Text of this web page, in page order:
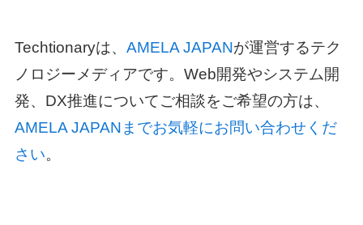
Techtionaryは、 AMELA JAPANが運営するテク
ノロジーメディアです。Web開発やシステム開
発、DX推進についてご相談をご希望の方は、
AMELA JAPANまでお気軽にお問い合わせくだ
さい。